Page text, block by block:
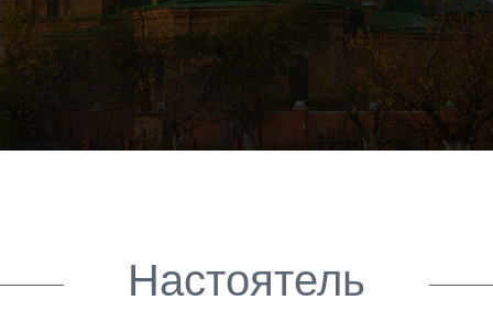
Настоятель